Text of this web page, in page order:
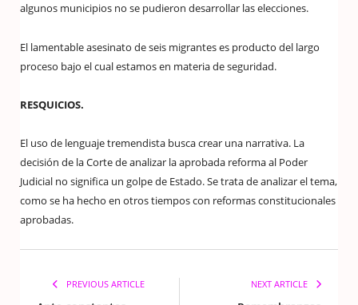
algunos municipios no se pudieron desarrollar las elecciones.
El lamentable asesinato de seis migrantes es producto del largo
proceso bajo el cual estamos en materia de seguridad.
RESQUICIOS.
El uso de lenguaje tremendista busca crear una narrativa. La
decisión de la Corte de analizar la aprobada reforma al Poder
Judicial no significa un golpe de Estado. Se trata de analizar el tema,
como se ha hecho en otros tiempos con reformas constitucionales
aprobadas.
PREVIOUS ARTICLE NEXT ARTICLE